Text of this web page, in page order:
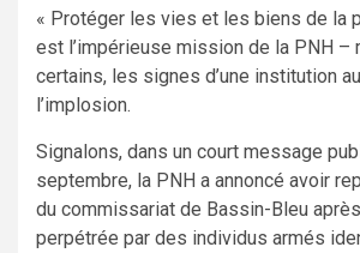
« Protéger les vies et les biens de la
est l’impérieuse mission de la PNH –
certains, les signes d’une institution
l’implosion.
Signalons, dans un court message
septembre, la PNH a annoncé avoir
du commissariat de Bassin-Bleu
perpétrée par des individus armés